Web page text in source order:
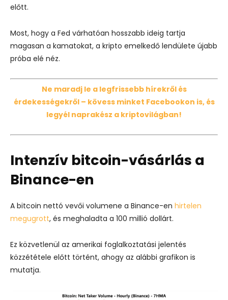
előtt.
Most, hogy a Fed várhatóan hosszabb ideig tartja
magasan a kamatokat, a kripto emelkedő lendülete újabb
próba elé néz.
Ne maradj le a legfrissebb hírekről és
érdekességekről – kövess minket Facebookon is, és
legyél naprakész a kriptovilágban!
Intenzív bitcoin-vásárlás a
Binance-en
A bitcoin nettó vevői volumene a Binance-en hirtelen
megugrott, és meghaladta a 100 millió dollárt.
Ez közvetlenül az amerikai foglalkoztatási jelentés
közzététele előtt történt, ahogy az alábbi grafikon is
mutatja.